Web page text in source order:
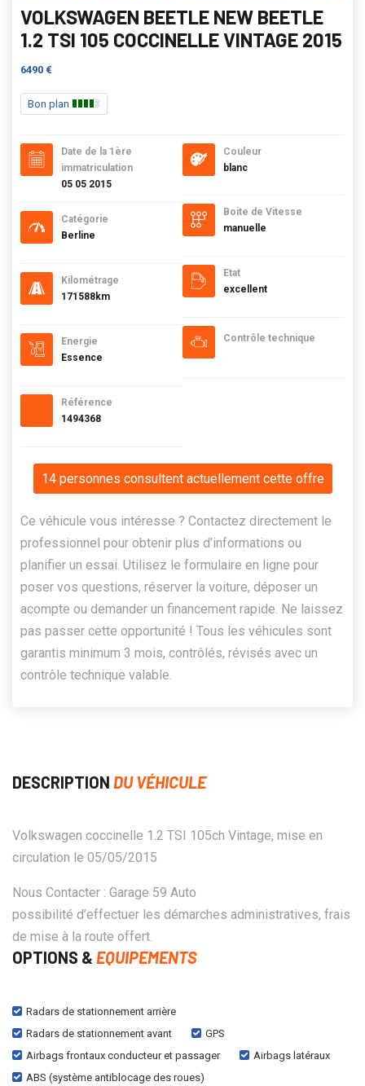
VOLKSWAGEN BEETLE NEW BEETLE
1.2 TSI 105 COCCINELLE VINTAGE 2015
6490 €
Bon plan
Date de la 1ère
immatriculation
05 05 2015
Catégorie
Berline
Kilométrage
171588km
Energie
Essence
Référence
1494368
Couleur
blanc
Boite de Vitesse
manuelle
Etat
excellent
Contrôle technique
14 personnes consultent actuellement cette offre
Ce véhicule vous intéresse ? Contactez directement le
professionnel pour obtenir plus d’informations ou
planifier un essai. Utilisez le formulaire en ligne pour
poser vos questions, réserver la voiture, déposer un
acompte ou demander un financement rapide. Ne laissez
pas passer cette opportunité ! Tous les véhicules sont
garantis minimum 3 mois, contrôlés, révisés avec un
contrôle technique valable.
DESCRIPTION DU VÉHICULE
Volkswagen coccinelle 1.2 TSI 105ch Vintage, mise en
circulation le 05/05/2015
Nous Contacter : Garage 59 Auto
possibilité d’effectuer les démarches administratives, frais
de mise à la route offert.
OPTIONS & EQUIPEMENTS
Radars de stationnement arrière
Radars de stationnement avant
GPS
Airbags frontaux conducteur et passager
Airbags latéraux
ABS (système antiblocage des roues)